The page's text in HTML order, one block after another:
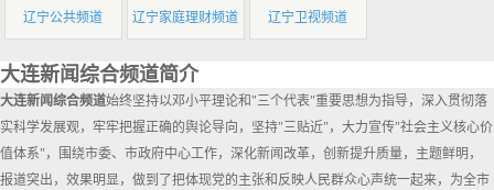
辽宁公共频道 辽宁家庭理财频道 辽宁卫视频道
大连新闻综合频道简介
大连新闻综合频道始终坚持以邓小平理论和"三个代表"重要思想为指导，深入贯彻落
实科学发展观，牢牢把握正确的舆论导向，坚持"三贴近"，大力宣传"社会主义核心价
值体系"，围绕市委、市政府中心工作，深化新闻改革，创新提升质量，主题鲜明，
报道突出，效果明显，做到了把体现党的主张和反映人民群众心声统一起来，为全市